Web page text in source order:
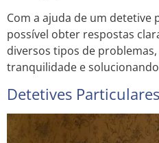
Com a ajuda de um detetive
possível obter respostas
diversos tipos de
tranquilidade e
Detetives